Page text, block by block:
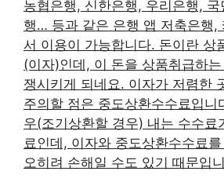
농협은행, 신한은행, 우리은행,
행… 등과 같은 은행 앱 저축은행,
서 이용이 가능합니다. 돈이란 상
(이자)인데, 이 돈을 상품취급하
쟁시키게 되네요. 이자가 저렴한
주의할 점은 중도상환수수료입니
우(조기상환할 경우) 내는 수수료
료인데, 이자와 중도상환수수료
오히려 손해일 수도 있기 때문입